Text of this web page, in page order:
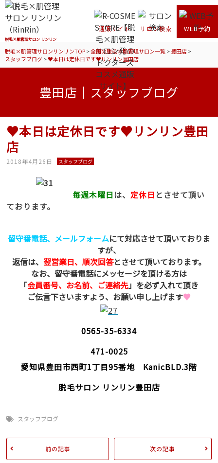
脱毛×肌管理サロン リンリン
通販サイト サロン検索 WEB予約
脱毛×肌管理サロンリンリンTOP>全国の脱毛×肌管理サロン一覧>豊田店>
スタッフブログ>♥本日は定休日です♥リンリン豊田店
豊田店｜スタッフブログ
♥本日は定休日です♥リンリン豊田
店
2018年4月26日 スタッフブログ
毎週木曜日は、定休日 とさせて頂い
ております。
留守番電話、メールフォームにて対応させて頂いておりま
すが、
返信は、 翌営業日、順次回答とさせて頂いております。
なお、留守番電話にメッセージを頂ける方は
「会員番号、お名前、ご連絡先」を必ず入れて頂き
ご伝言下さいますよう、お願い申し上げます♥
0565-35-6334
471-0025
愛知県豊田市西町1丁目95番地 KanicBLD.3階
脱毛サロン リンリン豊田店
スタッフブログ
前の記事 次の記事